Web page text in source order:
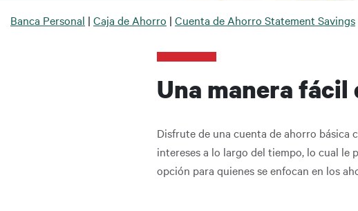
Sobrescribir enlaces de ayuda a
Banca Personal Caja de Ahorro Cuenta de Ahorro Statement Savings
Una manera fácil
Disfrute de una cuenta de ahorro básica
intereses a lo largo del tiempo, lo cual le
opción para quienes se enfocan en los